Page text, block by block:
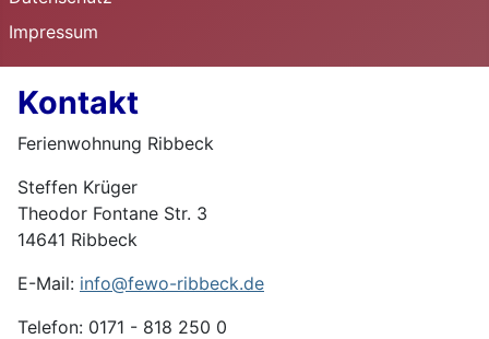
Impressum
Kontakt
Ferienwohnung Ribbeck
Steffen Krüger
Theodor Fontane Str. 3
14641 Ribbeck
E-Mail: info@fewo-ribbeck.de
Telefon: 0171 - 818 250 0